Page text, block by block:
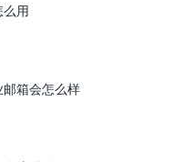
用
箱会怎么样